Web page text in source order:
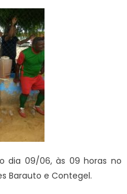
dia 09/06, às 09 horas no
Barauto e Contegel.